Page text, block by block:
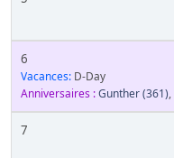
6
Vacances: D-Day
Anniversaires :Gunther(361),
7